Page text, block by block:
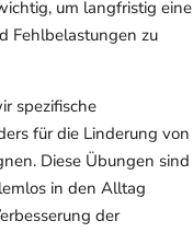
um langfristig eine
Fehlbelastungen zu
spezifische
für die Linderung von
Diese Übungen sind
in den Alltag
der